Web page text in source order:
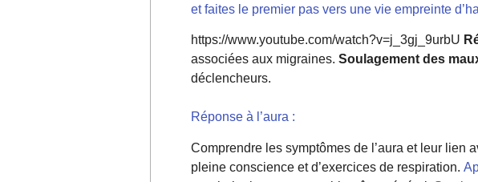
et faites le premier pas vers une vie empreinte
https://www.youtube.com/watch?v=j_3gj_9urbU
associées aux migraines. Soulagement des
déclencheurs.
Réponse à l’aura :
Comprendre les symptômes de l’aura et leur lien
pleine conscience et d’exercices de respiration.